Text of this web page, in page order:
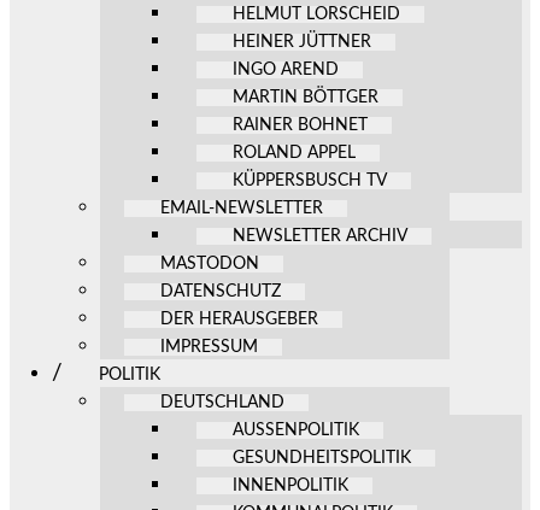
HELMUT LORSCHEID
HEINER JÜTTNER
INGO AREND
MARTIN BÖTTGER
RAINER BOHNET
ROLAND APPEL
KÜPPERSBUSCH TV
EMAIL-NEWSLETTER
NEWSLETTER ARCHIV
MASTODON
DATENSCHUTZ
DER HERAUSGEBER
IMPRESSUM
POLITIK
DEUTSCHLAND
AUSSENPOLITIK
GESUNDHEITSPOLITIK
INNENPOLITIK